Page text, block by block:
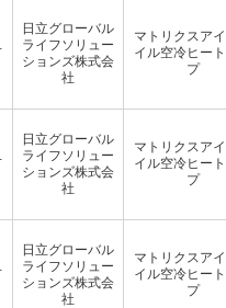
日立グローバル
ライフソリュー
ションズ株式会
社
マトリクスア
イル空冷ヒー
プ
日立グローバル
ライフソリュー
ションズ株式会
社
マトリクスア
イル空冷ヒー
プ
日立グローバル
ライフソリュー
ションズ株式会
社
マトリクスア
イル空冷ヒー
プ